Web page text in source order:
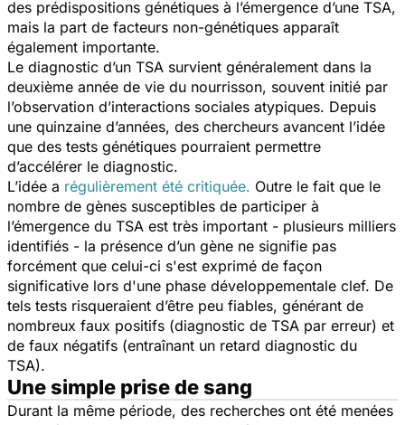
des prédispositions génétiques à l’émergence d’une TSA,
mais la part de facteurs non-génétiques apparaît
également importante.
Le diagnostic d’un TSA survient généralement dans la
deuxième année de vie du nourrisson, souvent initié par
l’observation d’interactions sociales atypiques. Depuis
une quinzaine d’années, des chercheurs avancent l’idée
que des tests génétiques pourraient permettre
d’accélérer le diagnostic.
L’idée a régulièrement été critiquée. Outre le fait que le
nombre de gènes susceptibles de participer à
l’émergence du TSA est très important - plusieurs milliers
identifiés - la présence d’un gène ne signifie pas
forcément que celui-ci s'est exprimé de façon
significative lors d'une phase développementale clef. De
tels tests risqueraient d’être peu fiables, générant de
nombreux faux positifs (diagnostic de TSA par erreur) et
de faux négatifs (entraînant un retard diagnostic du
TSA).
Une simple prise de sang
Durant la même période, des recherches ont été menées